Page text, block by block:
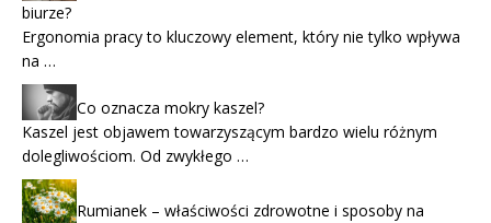
biurze?
Ergonomia pracy to kluczowy element, który nie tylko wpływa
na …
Co oznacza mokry kaszel?
Kaszel jest objawem towarzyszącym bardzo wielu różnym
dolegliwościom. Od zwykłego …
Rumianek – właściwości zdrowotne i sposoby na